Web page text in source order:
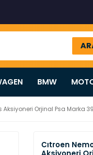
BMW
Aksiyoneri Orjinal Psa Marka
Cıtroen